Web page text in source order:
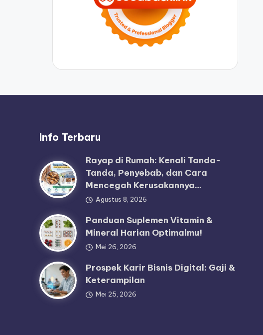
Info Terbaru
Rayap di Rumah: Kenali Tanda-
Tanda, Penyebab, dan Cara
Mencegah Kerusakannya…
Agustus 8, 2026
Panduan Suplemen Vitamin &
Mineral Harian Optimalmu!
Mei 26, 2026
Prospek Karir Bisnis Digital: Gaji &
Keterampilan
Mei 25, 2026